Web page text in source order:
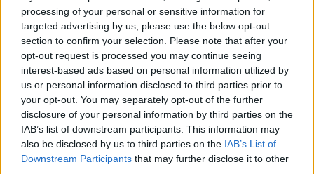
processing of your personal or sensitive information for
targeted advertising by us, please use the below opt-out
section to confirm your selection. Please note that after your
opt-out request is processed you may continue seeing
interest-based ads based on personal information utilized by
us or personal information disclosed to third parties prior to
your opt-out. You may separately opt-out of the further
disclosure of your personal information by third parties on the
IAB’s list of downstream participants. This information may
also be disclosed by us to third parties on the IAB’s List of
Downstream Participants that may further disclose it to other
potenza massima. Questo è il prezzo della Turismo,
mentre la Scorpionissima – limitata a meno di 2.000
esemplari – costa 47.400 franchi.